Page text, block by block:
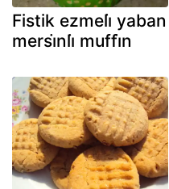
Fistik ezmeli̇ yaban
mersi̇nli̇ muffi̇n